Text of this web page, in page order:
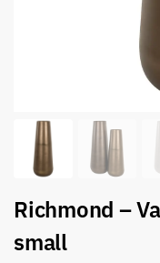
Richmond –
small